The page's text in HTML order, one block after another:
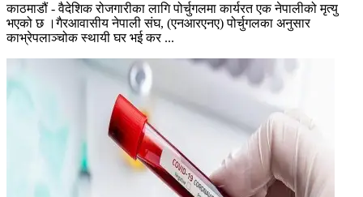
काठमाडौं - वैदेशिक रोजगारीका लागि पोर्चुगलमा कार्यरत एक नेपालीको मृत्यु
भएको छ ।गैरआवासीय नेपाली संघ, (एनआरएनए) पोर्चुगलका अनुसार
काभ्रेपलाञ्चोक स्थायी घर भई कर ...